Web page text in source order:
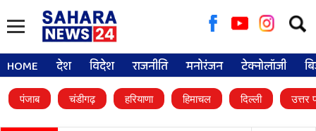
for:
HOME देश विदेश राजनीति मनोरंजन टेक्नोलॉजी
पंजाब चंडीगढ़ हरियाणा हिमाचल दिल्ली उत्तर